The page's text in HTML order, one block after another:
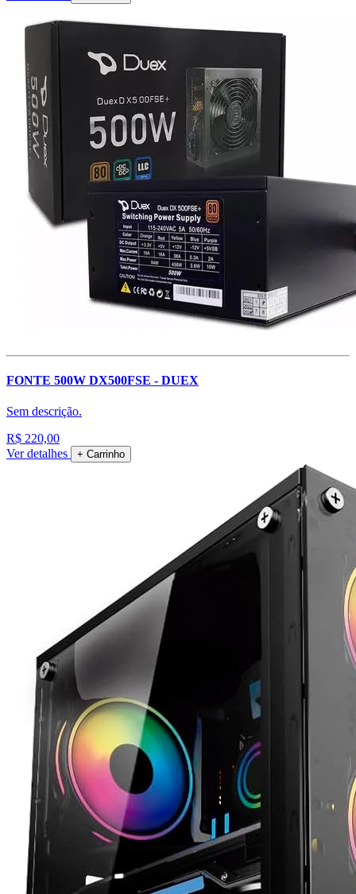
FONTE 500W DX500FSE - DUEX
Sem descrição.
R$ 220,00
Ver detalhes
+ Carrinho